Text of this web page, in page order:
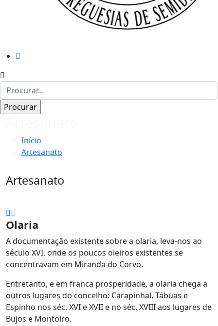
Início
Artesanato
Artesanato
Olaria
A documentação existente sobre a olaria, leva-nos ao
século XVI, onde os poucos oleiros existentes se
concentravam em Miranda do Corvo.
Entretanto, e em franca prosperidade, a olaria chega a
outros lugares do concelho: Carapinhal, Tábuas e
Espinho nos séc. XVI e XVII e no séc. XVIII aos lugares de
Bujos e Montoiro.